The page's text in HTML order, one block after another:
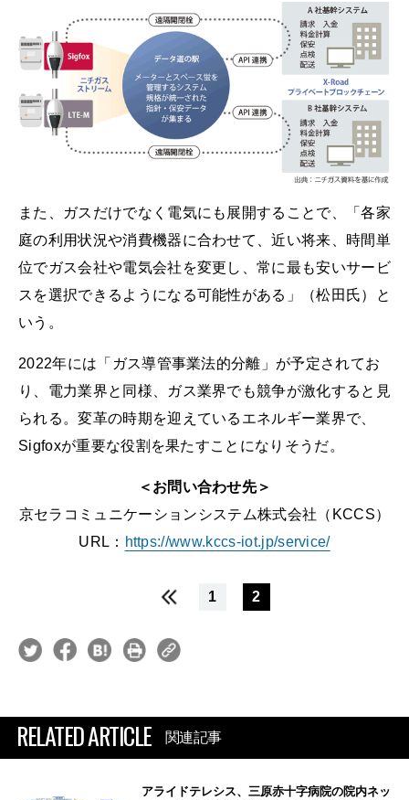
また、ガスだけでなく電気にも展開することで、「各家
庭の利用状況や消費機器に合わせて、近い将来、時間単
位でガス会社や電気会社を変更し、常に最も安いサービ
スを選択できるようになる可能性がある」（松田氏）と
いう。
2022年には「ガス導管事業法的分離」が予定されてお
り、電力業界と同様、ガス業界でも競争が激化すると見
られる。変革の時期を迎えているエネルギー業界で、
Sigfoxが重要な役割を果たすことになりそうだ。
＜お問い合わせ先＞
京セラコミュニケーションシステム株式会社（KCCS）
URL： https://www.kccs-iot.jp/service/
1 2
RELATED ARTICLE 関連記事
アライドテレシス、三原赤十字病院の院内ネッ